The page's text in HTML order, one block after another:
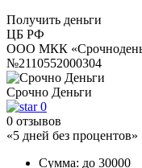
Получить деньги
ЦБ РФ
ООО МКК
№2110552000304
Срочно Деньги
0
0 отзывов
«5 дней без процентов»
Сумма: до 30000